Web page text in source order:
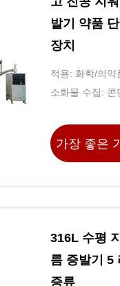
발기 약품
장치
적용: 화학/
소화물
가장 좋은
316L 수평
름 증발기 5
증류